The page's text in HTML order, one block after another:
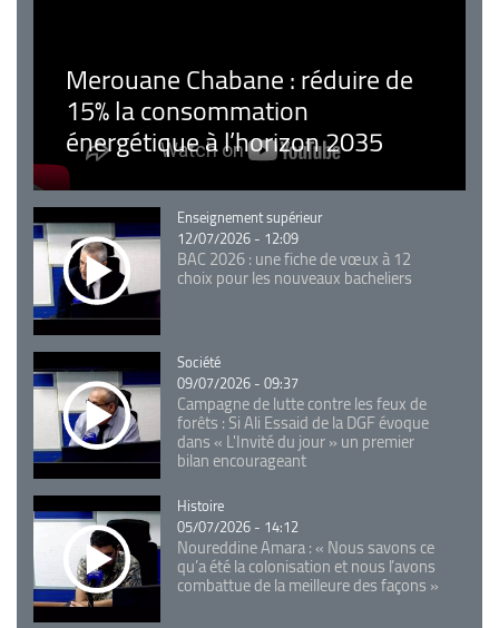
Merouane Chabane : réduire de
15% la consommation
énergétique à l’horizon 2035
Catégorie
Enseignement supérieur
12/07/2026 - 12:09
BAC 2026 : une fiche de vœux à 12
choix pour les nouveaux bacheliers
Catégorie
Société
09/07/2026 - 09:37
Campagne de lutte contre les feux de
forêts : Si Ali Essaid de la DGF évoque
dans « L'Invité du jour » un premier
bilan encourageant
Catégorie
Histoire
05/07/2026 - 14:12
Noureddine Amara : « Nous savons ce
qu’a été la colonisation et nous l’avons
combattue de la meilleure des façons »